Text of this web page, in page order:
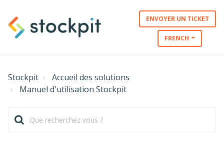
ENVOYER UN TICKET
FRENCH
Stockpit
Accueil des solutions
Manuel d'utilisation Stockpit